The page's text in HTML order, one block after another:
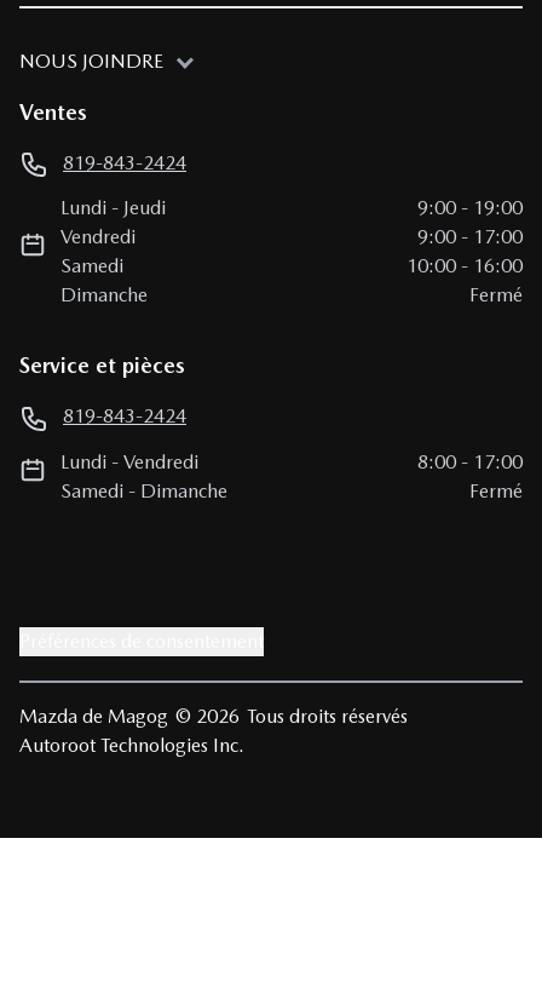
NOUS JOINDRE
Ventes
819-843-2424
Lundi - Jeudi 9:00 - 19:00
Vendredi
9:00 - 17:00
Samedi
10:00 - 16:00
Dimanche
Fermé
Service et pièces
819-843-2424
Lundi -Vendredi 8:00 - 17:00
Samedi - Dimanche Fermé
Mazda de Magog © 2026 Tous droits réservés
Autoroot Technologies Inc.